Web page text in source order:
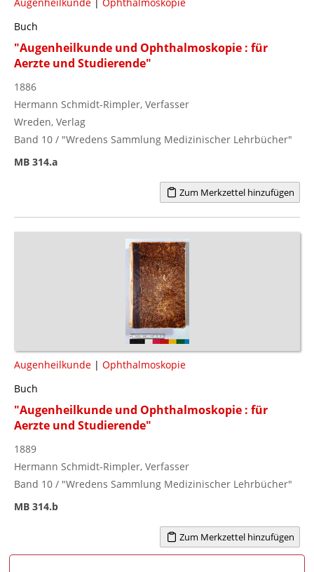
Buch
"Augenheilkunde und Ophthalmoskopie : für
Aerzte und Studierende"
1886
Hermann Schmidt-Rimpler, Verfasser
Wreden, Verlag
Band 10 / "Wredens Sammlung Medizinischer Lehrbücher"
MB 314.a
Zum Merkzettel hinzufügen
Augenheilkunde | Ophthalmoskopie
Buch
"Augenheilkunde und Ophthalmoskopie : für
Aerzte und Studierende"
1889
Hermann Schmidt-Rimpler, Verfasser
Band 10 / "Wredens Sammlung Medizinischer Lehrbücher"
MB 314.b
Zum Merkzettel hinzufügen